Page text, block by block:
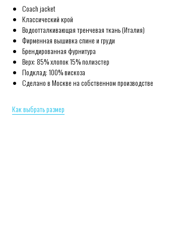
Coach jacket
Классический крой
Водоотталкивающая тренчевая ткань (Италия)
Фирменная вышивка спине и груди
Брендированная фурнитура
Верх: 85% хлопок 15% полиэстер
Подклад: 100% вискоза
Сделано в Москве на собственном производстве
Как выбрать размер